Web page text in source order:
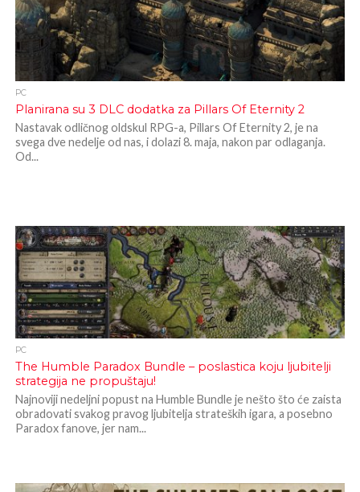
PC
Planirana su 3 DLC dodatka za Pillars Of Eternity 2
Nastavak odličnog oldskul RPG-a, Pillars Of Eternity 2, je na
svega dve nedelje od nas, i dolazi 8. maja, nakon par odlaganja.
Od...
PC
The Humble Paradox Bundle – poslastica koju ljubitelji
strategija ne propuštaju!
Najnoviji nedeljni popust na Humble Bundle je nešto što će zaista
obradovati svakog pravog ljubitelja strateških igara, a posebno
Paradox fanove, jer nam...